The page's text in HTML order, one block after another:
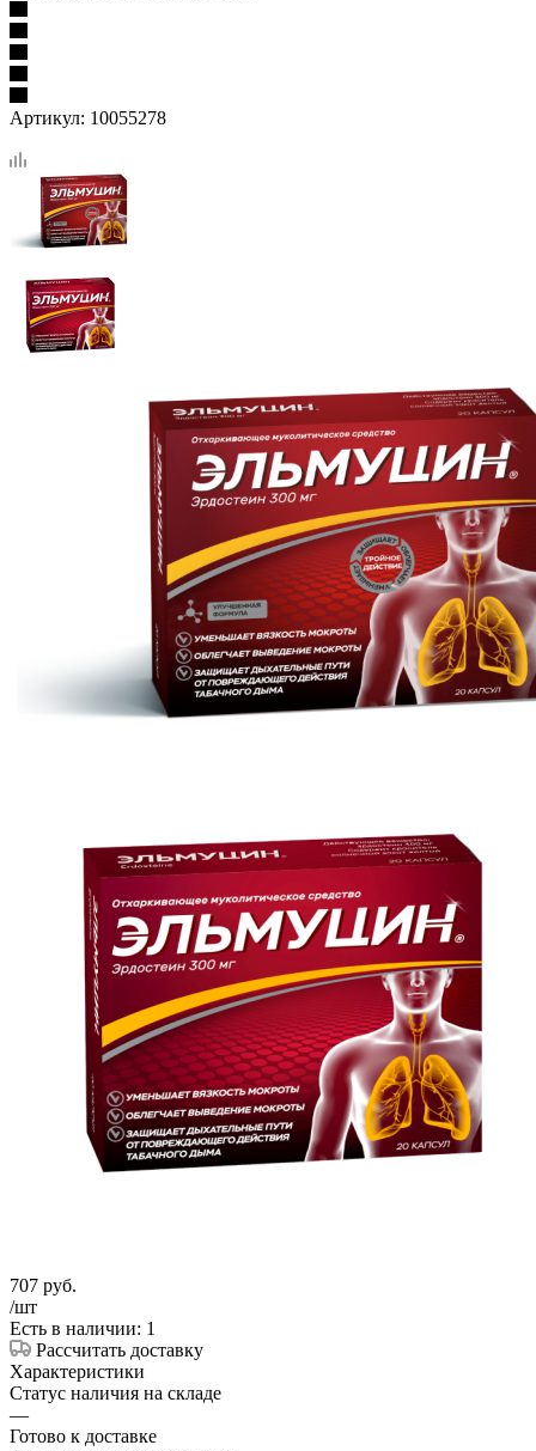
Артикул: 10055278
707 руб.
/шт
Есть в наличии: 1
Рассчитать доставку
Характеристики
Статус наличия на складе
—
Готово к доставке